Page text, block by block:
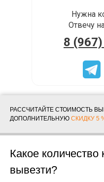
Нужна
Отвечу
8
РАССЧИТАЙТЕ СТОИМОСТЬ
ДОПОЛНИТЕЛЬНУЮ СКИДКУ 5
Какое
вывезти?